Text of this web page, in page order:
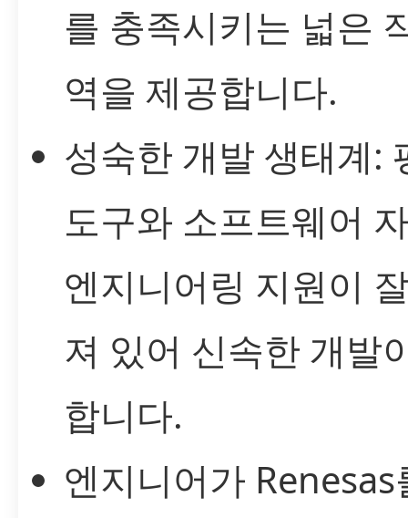
를 충족시키는 넓은
역을 제공합니다.
성숙한 개발 생태계:
도구와 소프트웨어
엔지니어링 지원이
져 있어 신속한 개발
합니다.
엔지니어가 Renesas